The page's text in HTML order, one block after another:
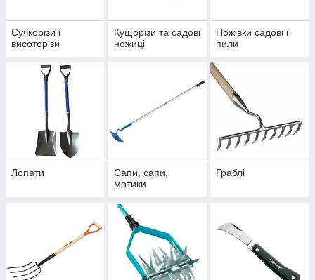
Сучкорізи і
висоторізи
Кущорізи та садові
ножиці
Ножівки садові і
пили
Лопати
Сапи, сапи,
мотики
Граблі